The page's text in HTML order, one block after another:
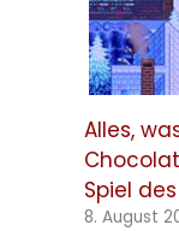
Alles,
Spiel
8. August